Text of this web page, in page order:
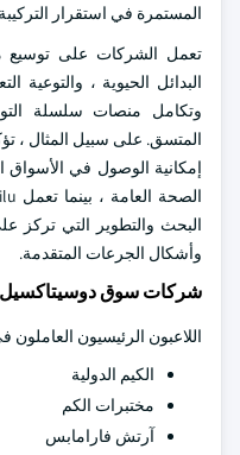
المستمرة في استقرار
تعمل الشركات على توسيع
البدائل الحيوية ، والتوعية
وتكامل منصات سلسلة
إمكانية الوصول في الأسواق
البحث والتطوير التي تركز
وأشكال الجرعات المتقدمة.
شركات سوق دوسيتاكسيل
اللاعبون الرئيسيون
الكيم الدولية
مختبرات الكم
آرتش فارامابس